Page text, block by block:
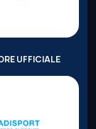
UFFICIALE